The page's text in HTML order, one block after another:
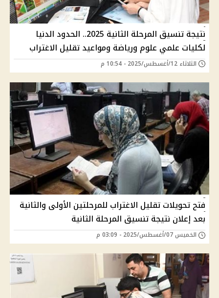
نتيجة تنسيق المرحلة الثانية 2025.. الحدود الدنيا
لكليات علمي علوم ورياضة ومواعيد تقليل الاغتراب
الثلاثاء 12/أغسطس/2025 - 10:54 م
فتح تحويلات تقليل الاغتراب للمرحلتين الأولى والثانية
بعد إعلان نتيجة تنسيق المرحلة الثانية
الخميس 07/أغسطس/2025 - 03:09 م